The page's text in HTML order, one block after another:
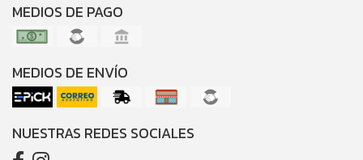
MEDIOS DE PAGO
MEDIOS DE ENVÍO
NUESTRAS REDES SOCIALES